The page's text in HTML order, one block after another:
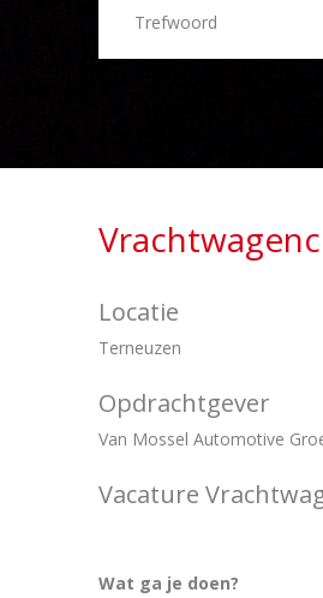
Locatie
Terneuzen
Opdrachtgever
Van Mossel Automotive
Vacature
Wat ga je doen?